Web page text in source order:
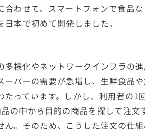
わせて、スマートフォンで食品
本で初めて開発しました。
様化やネットワークインフラの
パーの需要が急増し、生鮮食品
たっています。しかし、利用者の
の中から目的の商品を探して注文
ん。そのため、こうした注文の仕